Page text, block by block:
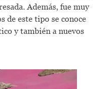
Además, fue muy
de este tipo se conoce
y también a nuevos